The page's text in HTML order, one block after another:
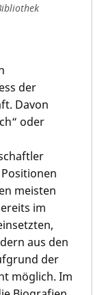
der
Davon
oder
meisten
im
aus den
der
möglich. Im